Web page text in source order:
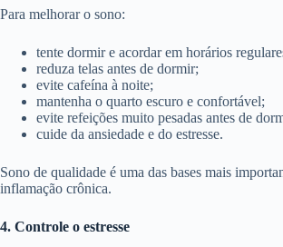
Para melhorar o sono:
tente dormir e acordar em horários
reduza telas antes de dormir;
evite cafeína à noite;
mantenha o quarto escuro e confortável;
evite refeições muito pesadas antes de
cuide da ansiedade e do estresse.
Sono de qualidade é uma das bases mais
inflamação crônica.
4. Controle o estresse